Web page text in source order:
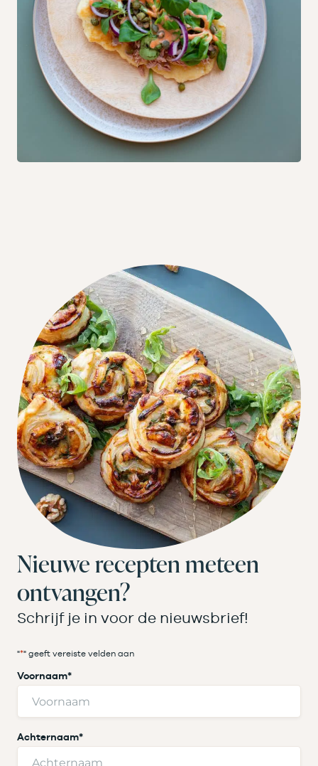
Nieuwe recepten meteen
ontvangen?
Schrijf je in voor de nieuwsbrief!
"*" geeft vereiste velden aan
Voornaam*
Achternaam*